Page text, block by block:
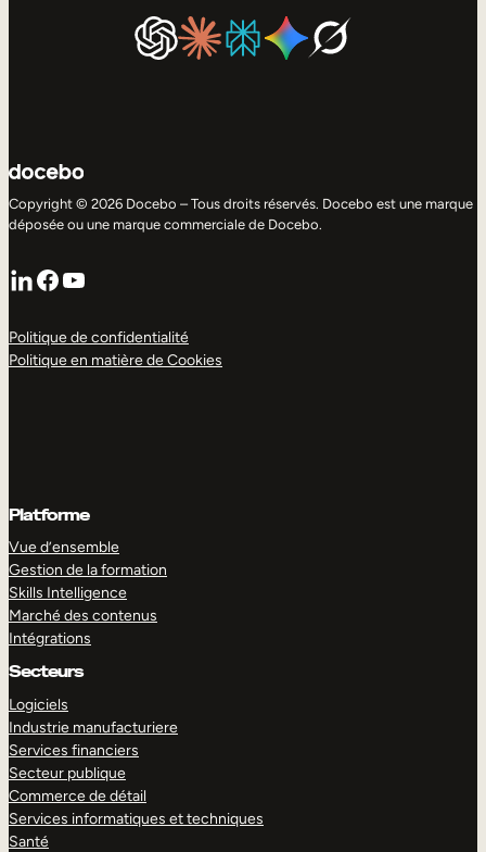
Copyright © 2026 Docebo – Tous droits réservés. Docebo est une marque
déposée ou une marque commerciale de Docebo.
LinkedIn
Facebook
YouTube
Politique de confidentialité
Politique en matière de Cookies
Platforme
Vue d’ensemble
Gestion de la formation
Skills Intelligence
Marché des contenus
Intégrations
Secteurs
Logiciels
Industrie manufacturiere
Services financiers
Secteur publique
Commerce de détail
Services informatiques et techniques
Santé